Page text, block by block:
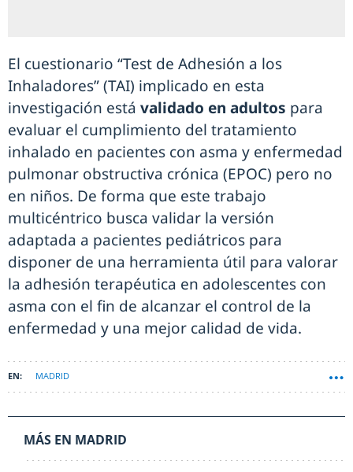
El cuestionario “Test de Adhesión a los
Inhaladores” (TAI) implicado en esta
investigación está validado en adultos para
evaluar el cumplimiento del tratamiento
inhalado en pacientes con asma y enfermedad
pulmonar obstructiva crónica (EPOC) pero no
en niños. De forma que este trabajo
multicéntrico busca validar la versión
adaptada a pacientes pediátricos para
disponer de una herramienta útil para valorar
la adhesión terapéutica en adolescentes con
asma con el fin de alcanzar el control de la
enfermedad y una mejor calidad de vida.
MADRID
MÁS EN MADRID